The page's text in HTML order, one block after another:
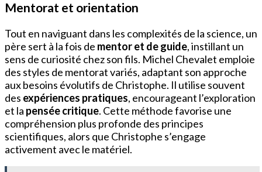
Mentorat et orientation
Tout en naviguant dans les complexités de la science, un
père sert à la fois de mentor et de guide, instillant un
sens de curiosité chez son fils. Michel Chevalet emploie
des styles de mentorat variés, adaptant son approche
aux besoins évolutifs de Christophe. Il utilise souvent
des expériences pratiques, encourageant l’exploration
et la pensée critique. Cette méthode favorise une
compréhension plus profonde des principes
scientifiques, alors que Christophe s’engage
activement avec le matériel.